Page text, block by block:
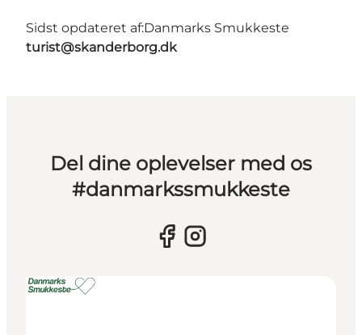
Sidst opdateret af:Danmarks Smukkeste
turist@skanderborg.dk
Del dine oplevelser med os
#danmarkssmukkeste